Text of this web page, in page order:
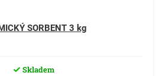
SORBENT 3 kg
Skladem